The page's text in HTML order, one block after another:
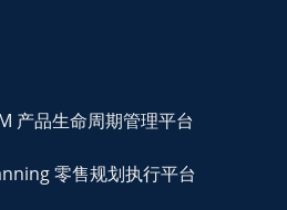
产品生命周期管理平台
零售规划执行平台